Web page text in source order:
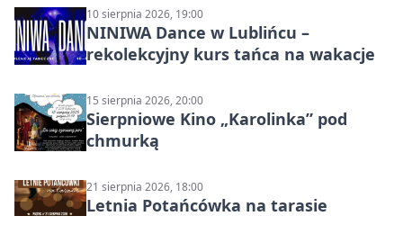
10 sierpnia 2026, 19:00
NINIWA Dance w Lublińcu –
rekolekcyjny kurs tańca na wakacje
15 sierpnia 2026, 20:00
Sierpniowe Kino „Karolinka” pod
chmurką
21 sierpnia 2026, 18:00
Letnia Potańcówka na tarasie